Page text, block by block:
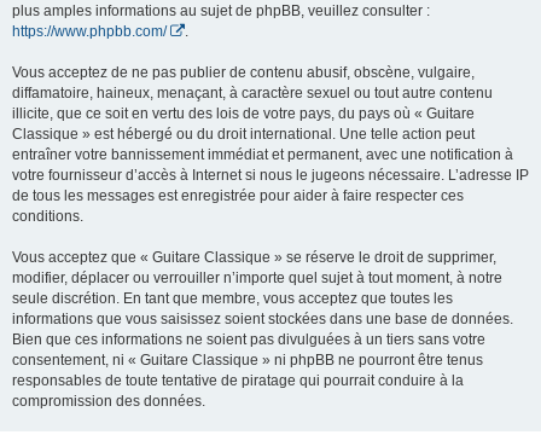
plus amples informations au sujet de phpBB, veuillez consulter :
https://www.phpbb.com/
Vous acceptez de ne pas publier de contenu abusif, obscène, vulgaire,
diffamatoire, haineux, menaçant, à caractère sexuel ou tout autre contenu
illicite, que ce soit en vertu des lois de votre pays, du pays où « Guitare
Classique » est hébergé ou du droit international. Une telle action peut
entraîner votre bannissement immédiat et permanent, avec une notification à
votre fournisseur d’accès à Internet si nous le jugeons nécessaire. L’adresse IP
de tous les messages est enregistrée pour aider à faire respecter ces
conditions.
Vous acceptez que « Guitare Classique » se réserve le droit de supprimer,
modifier, déplacer ou verrouiller n’importe quel sujet à tout moment, à notre
seule discrétion. En tant que membre, vous acceptez que toutes les
informations que vous saisissez soient stockées dans une base de données.
Bien que ces informations ne soient pas divulguées à un tiers sans votre
consentement, ni « Guitare Classique » ni phpBB ne pourront être tenus
responsables de toute tentative de piratage qui pourrait conduire à la
compromission des données.